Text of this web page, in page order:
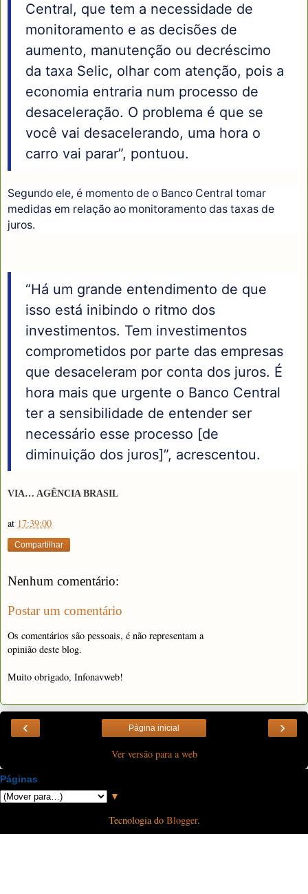
Central, que tem a necessidade de
monitoramento e as decisões de
aumento, manutenção ou decréscimo
da taxa Selic, olhar com atenção, pois a
economia entraria num processo de
desaceleração. O problema é que se
você vai desacelerando, uma hora o
carro vai parar”, pontuou.
Segundo ele, é momento de o Banco Central tomar
medidas em relação ao monitoramento das taxas de
juros.
“Há um grande entendimento de que
isso está inibindo o ritmo dos
investimentos. Tem investimentos
comprometidos por parte das empresas
que desaceleram por conta dos juros. É
hora mais que urgente o Banco Central
ter a sensibilidade de entender ser
necessário esse processo [de
diminuição dos juros]”, acrescentou.
VIA… AGÊNCIA BRASIL
at 17:39:00
Compartilhar
Nenhum comentário:
Postar um comentário
Os comentários são pessoais, é não representam a
opinião deste blog.
Muito obrigado, Infonavweb!
‹ ›
Página inicial
Ver versão para a web
Páginas
▼
Tecnologia do Blogger.